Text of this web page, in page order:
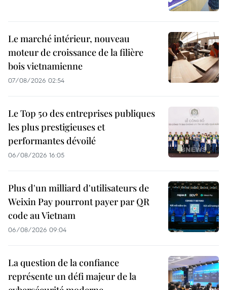
Le marché intérieur, nouveau
moteur de croissance de la filière
bois vietnamienne
07/08/2026 02:54
Le Top 50 des entreprises publiques
les plus prestigieuses et
performantes dévoilé
06/08/2026 16:05
Plus d'un milliard d'utilisateurs de
Weixin Pay pourront payer par QR
code au Vietnam
06/08/2026 09:04
La question de la confiance
représente un défi majeur de la